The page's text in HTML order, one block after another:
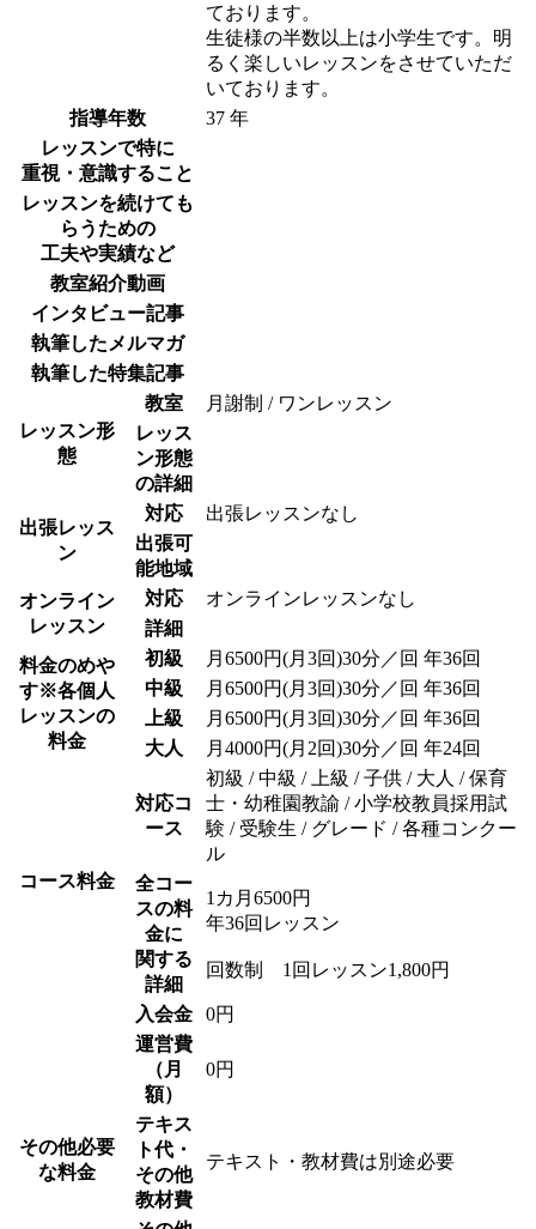
ております。
生徒様の半数以上は小学生です。明
るく楽しいレッスンをさせていただ
いております。
指導年数
37 年
レッスンで特に
重視・意識すること
レッスンを続けても
らうための
工夫や実績など
教室紹介動画
インタビュー記事
執筆したメルマガ
執筆した特集記事
レッスン形
態
教室
月謝制 / ワンレッスン
レッス
ン形態
の詳細
出張レッス
ン
対応
出張レッスンなし
出張可
能地域
オンライン
レッスン
対応
オンラインレッスンなし
詳細
料金のめや
す※各個人
レッスンの
料金
初級
月6500円(月3回)30分／回 年36回
中級
月6500円(月3回)30分／回 年36回
上級
月6500円(月3回)30分／回 年36回
大人
月4000円(月2回)30分／回 年24回
コース料金
対応コ
ース
初級 / 中級 / 上級 / 子供 / 大人 / 保育
士・幼稚園教諭 / 小学校教員採用試
験 / 受験生 / グレード / 各種コンクー
ル
全コー
スの料
金に
関する
詳細
1カ月6500円
年36回レッスン
回数制 1回レッスン1,800円
その他必要
な料金
入会金
0円
運営費
（月
額）
0円
テキス
ト代・
その他
教材費
テキスト・教材費は別途必要